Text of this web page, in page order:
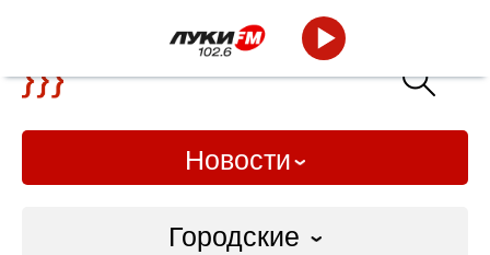
Новости
Городские